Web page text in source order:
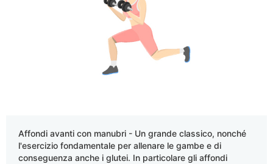
Affondi avanti con manubri - Un grande classico, nonché
l'esercizio fondamentale per allenare le gambe e di
conseguenza anche i glutei. In particolare gli affondi